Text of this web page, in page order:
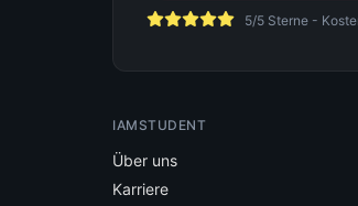
5/5 Sterne -
IAMSTUDENT
Über uns
Karriere